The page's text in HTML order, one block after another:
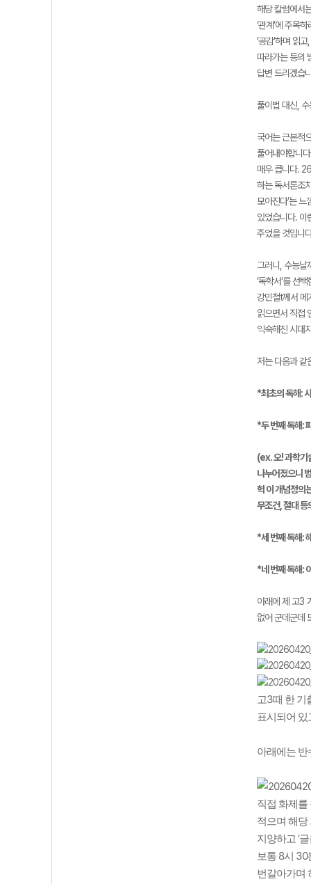
해당 칼럼에서
‘관계’에 주목
‘공감’하며 읽
따라가는 등의
답변 드리겠습
풀이법 대신,
국어는 근본적
풀어내야합니
매우 큽니다.
하는 독서론조
모아진다’는
있었습니다. 이
주었을 것입니
그러니, 수능날
’독학서‘를 선
강민철t께서 메
읽으면서 직접
익숙해진 시대
저는 다음과 같
*최초의 독해:
*두 번째 독해:
(ex. 오! 과학기
나누어졌으니
헉 이 개념정의
무조건, 절대
*세 번째 독해:
*네 번째 독해:
아래에 제 고3
없어 군데군데
고3때 한 기
표시되어 있
아래에는
직접 화제를
적으며 해당
지양하고 ‘
보통 8시
번갈아가며